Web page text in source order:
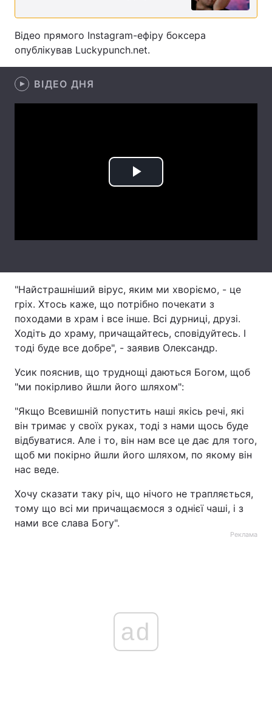
Зброя Інциденти
Здоров'я Туризм
Статті
Архів Вакансії
Послуги
Тема оформлення
Відео прямого Instagram-ефіру боксера
опублікував Luckypunch.net.
ВІДЕО ДНЯ
Play
"Найстрашніший вірус, яким ми хворіємо, - це
гріх. Хтось каже, що потрібно почекати з
походами в храм і все інше. Всі дурниці, друзі.
Ходіть до храму, причащайтесь, сповідуйтесь. І
тоді буде все добре", - заявив Олександр.
Усик пояснив, що труднощі даються Богом, щоб
"ми покірливо йшли його шляхом":
"Якщо Всевишній попустить наші якісь речі, які
він тримає у своїх руках, тоді з нами щось буде
відбуватися. Але і то, він нам все це дає для того,
щоб ми покірно йшли його шляхом, по якому він
нас веде.
Хочу сказати таку річ, що нічого не трапляється,
тому що всі ми причащаємося з однієї чаші, і з
нами все слава Богу".
Реклама
ad